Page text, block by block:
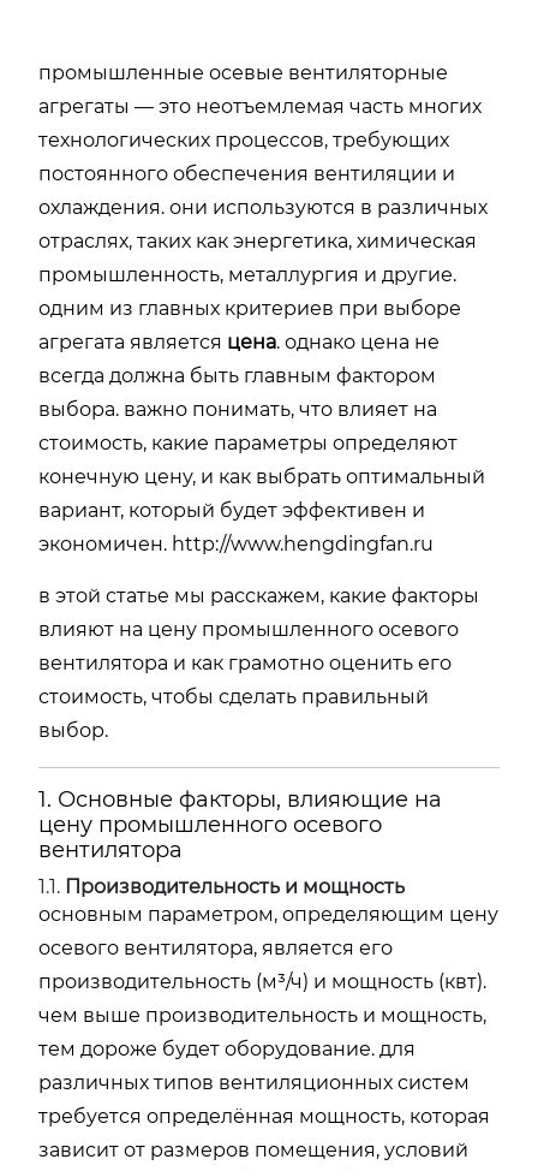
промышленные осевые вентиляторные
агрегаты — это неотъемлемая часть многих
технологических процессов, требующих
постоянного обеспечения вентиляции и
охлаждения. они используются в различных
отраслях, таких как энергетика, химическая
промышленность, металлургия и другие.
одним из главных критериев при выборе
агрегата является цена. однако цена не
всегда должна быть главным фактором
выбора. важно понимать, что влияет на
стоимость, какие параметры определяют
конечную цену, и как выбрать оптимальный
вариант, который будет эффективен и
экономичен. http://www.hengdingfan.ru
в этой статье мы расскажем, какие факторы
влияют на цену промышленного осевого
вентилятора и как грамотно оценить его
стоимость, чтобы сделать правильный
выбор.
1. Основные факторы, влияющие на
цену промышленного осевого
вентилятора
1.1. Производительность и мощность
основным параметром, определяющим цену
осевого вентилятора, является его
производительность (м³/ч) и мощность (квт).
чем выше производительность и мощность,
тем дороже будет оборудование. для
различных типов вентиляционных систем
требуется определённая мощность, которая
зависит от размеров помещения, условий